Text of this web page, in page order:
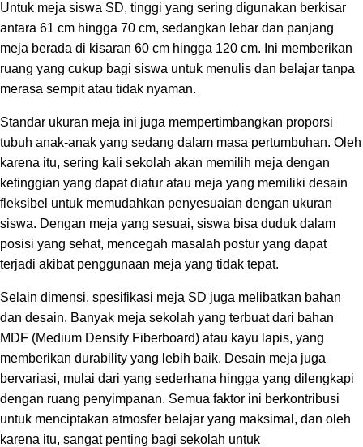
Untuk meja siswa SD, tinggi yang sering digunakan berkisar
antara 61 cm hingga 70 cm, sedangkan lebar dan panjang
meja berada di kisaran 60 cm hingga 120 cm. Ini memberikan
ruang yang cukup bagi siswa untuk menulis dan belajar tanpa
merasa sempit atau tidak nyaman.
Standar ukuran meja ini juga mempertimbangkan proporsi
tubuh anak-anak yang sedang dalam masa pertumbuhan. Oleh
karena itu, sering kali sekolah akan memilih meja dengan
ketinggian yang dapat diatur atau meja yang memiliki desain
fleksibel untuk memudahkan penyesuaian dengan ukuran
siswa. Dengan meja yang sesuai, siswa bisa duduk dalam
posisi yang sehat, mencegah masalah postur yang dapat
terjadi akibat penggunaan meja yang tidak tepat.
Selain dimensi, spesifikasi meja SD juga melibatkan bahan
dan desain. Banyak meja sekolah yang terbuat dari bahan
MDF (Medium Density Fiberboard) atau kayu lapis, yang
memberikan durability yang lebih baik. Desain meja juga
bervariasi, mulai dari yang sederhana hingga yang dilengkapi
dengan ruang penyimpanan. Semua faktor ini berkontribusi
untuk menciptakan atmosfer belajar yang maksimal, dan oleh
karena itu, sangat penting bagi sekolah untuk